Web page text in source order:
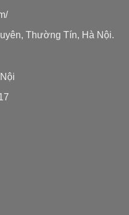
Thường Tín, Hà Nội.